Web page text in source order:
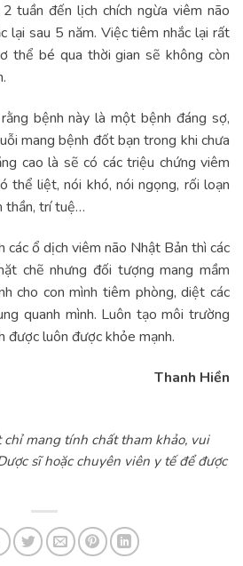
tuần đến lịch chích ngừa viêm não
lại sau 5 năm. Việc tiêm nhắc lại rất
thể bé qua thời gian sẽ không còn
bệnh này là một bệnh đáng sợ,
mang bệnh đốt bạn trong khi chưa
cao là sẽ có các triệu chứng viêm
thể liệt, nói khó, nói ngọng, rối loạn
thần, trí tuệ…
ổ dịch viêm não Nhật Bản thì các
chẽ nhưng đối tượng mang mầm
cho con mình tiêm phòng, diệt các
quanh mình. Luôn tạo môi trường
được luôn được khỏe mạnh.
Thanh Hiền
mang tính chất tham khảo, vui
sĩ hoặc chuyên viên y tế để được